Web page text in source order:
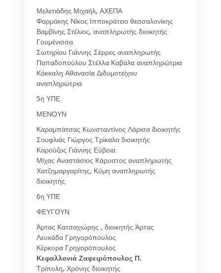
Μελετιάδης Μιχαήλ, ΑΧΕΠΑ
Φαρμάκης Νίκος Ιπποκράτειο θεσσαλονίκης
Βαμβίνης Στέλιος, αναπληρωτής διοικητής
Γουμένισσα
Σωτηρίου Γιάννης Σέρρες αναπληρωτής
Παπαδοπούλου Στέλλα Καβάλα αναπληρώτρια
Κάκκαλη Αθανασία Διδυμοτείχου
αναπληρώτρια
5η ΥΠΕ
ΜΕΝΟΥΝ
Καραμπάτσας Κωνσταντίνος Λάρισα διοικητής
Σουφλιάς Γιώργος Τρίκαλα διοικητής
Καρούζος Γιάννης Εύβοια
Μίχας Αναστάσιος Κάρυστος αναπληρωτής
Χατζημαργαρίτης, Κύμη αναπληρωτής
διοικητής
6η ΥΠΕ
ΦΕΥΓΟΥΝ
Άρτας Κατσαχιώρης , διοικητής Άρτας
Λευκάδα Γρηγορόπουλος
Κέρκυρα Γρηγορόπουλος
Κεφαλλονιά Ζαφειρόπουλος Π.
Τρίπολη, Χρόνης διοικητής